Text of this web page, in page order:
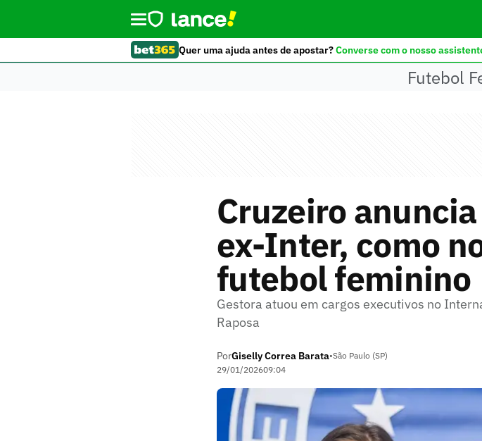
Quer uma ajuda antes de apostar?Converse com o nosso
Futebol
Cruzeiro
ex-Inter, como
futebol feminino
Gestora atuou em cargos executivos no
Raposa
PorGiselly Correa Barata•São Paulo (SP)
29/01/202609:04